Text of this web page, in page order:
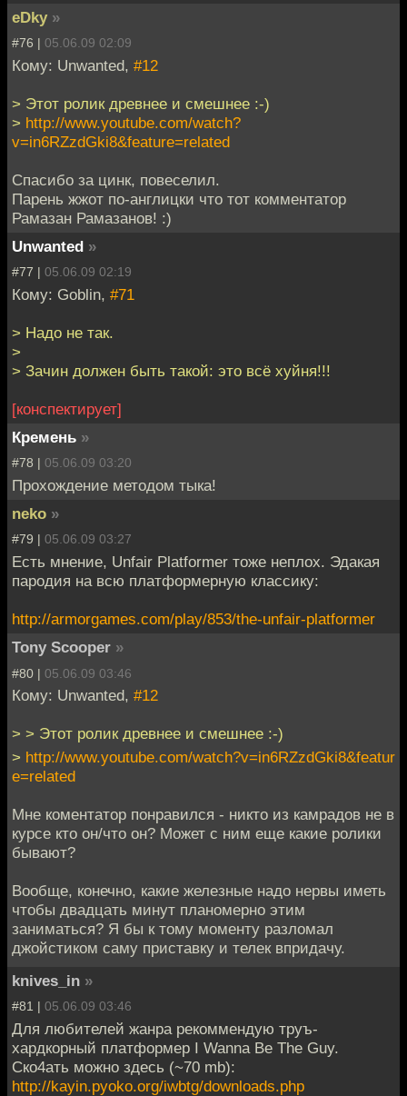
eDky »
#76 | 05.06.09 02:09
Кому: Unwanted, #12
> Этот ролик древнее и смешнее :-)
> http://www.youtube.com/watch?
v=in6RZzdGki8&feature=related
Спасибо за цинк, повеселил.
Парень жжот по-англицки что тот комментатор
Рамазан Рамазанов! :)
Unwanted »
#77 | 05.06.09 02:19
Кому: Goblin, #71
> Надо не так.
>
> Зачин должен быть такой: это всё хуйня!!!
[конспектирует]
Кремень »
#78 | 05.06.09 03:20
Прохождение методом тыка!
neko »
#79 | 05.06.09 03:27
Есть мнение, Unfair Platformer тоже неплох. Эдакая
пародия на всю платформерную классику:
http://armorgames.com/play/853/the-unfair-platformer
Tony Scooper »
#80 | 05.06.09 03:46
Кому: Unwanted, #12
> > Этот ролик древнее и смешнее :-)
> http://www.youtube.com/watch?v=in6RZzdGki8&featur
e=related
Мне коментатор понравился - никто из камрадов не в
курсе кто он/что он? Может с ним еще какие ролики
бывают?
Вообще, конечно, какие железные надо нервы иметь
чтобы двадцать минут планомерно этим
заниматься? Я бы к тому моменту разломал
джойстиком саму приставку и телек впридачу.
knives_in »
#81 | 05.06.09 03:46
Для любителей жанра рекоммендую труъ-
хардкорный платформер I Wanna Be The Guy.
Ско4ать можно здесь (~70 mb):
http://kayin.pyoko.org/iwbtg/downloads.php